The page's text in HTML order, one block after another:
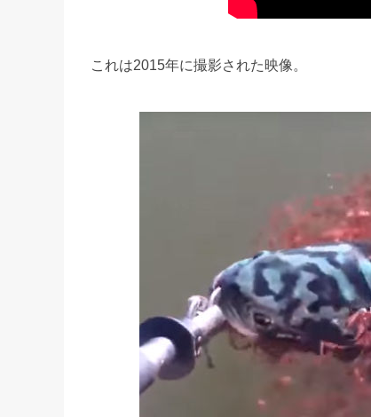
これは2015年に撮影された映像。